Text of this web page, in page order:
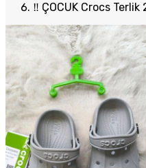
‼ ÇOCUK Crocs